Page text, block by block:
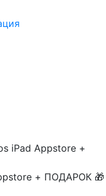
iPad Appstore +
+ ПОДАРОК 🎁